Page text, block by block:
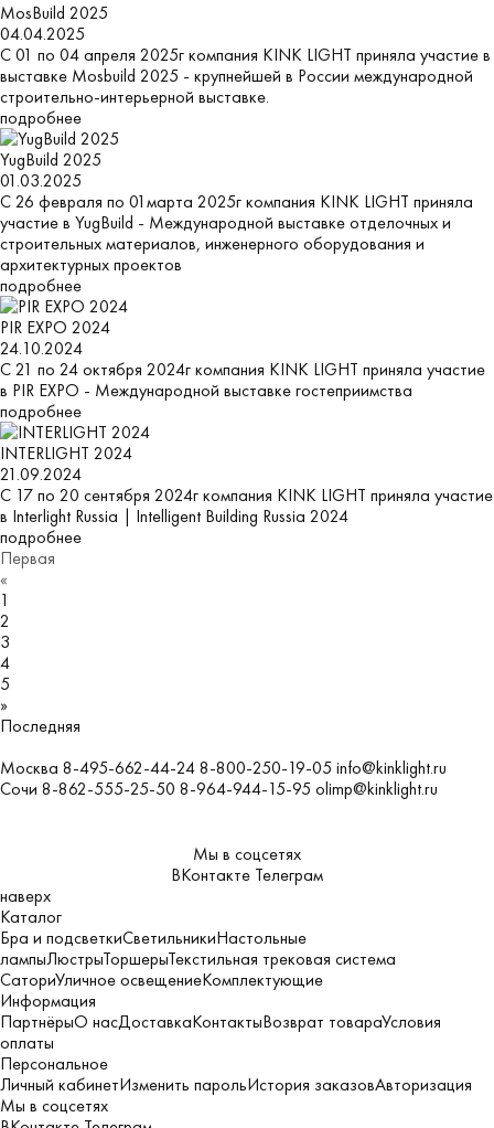
MosBuild 2025
04.04.2025
C 01 по 04 апреля 2025г компания KINK LIGHT приняла участие в
выставке Mosbuild 2025 - крупнейшей в России международной
строительно-интерьерной выставке.
подробнее
YugBuild 2025
01.03.2025
C 26 февраля по 01марта 2025г компания KINK LIGHT приняла
участие в YugBuild - Международной выставке отделочных и
строительных материалов, инженерного оборудования и
архитектурных проектов
подробнее
PIR EXPO 2024
24.10.2024
C 21 по 24 октября 2024г компания KINK LIGHT приняла участие
в PIR EXPO - Международной выставке гостеприимства
подробнее
INTERLIGHT 2024
21.09.2024
C 17 по 20 сентября 2024г компания KINK LIGHT приняла участие
в Interlight Russia | Intelligent Building Russia 2024
подробнее
Первая
«
1
2
3
4
5
»
Последняя
Москва 8-495-662-44-24 8-800-250-19-05 info@kinklight.ru
Сочи 8-862-555-25-50 8-964-944-15-95 olimp@kinklight.ru
Мы в соцсетях
ВКонтакте Телеграм
наверх
Каталог
Бра и подсветкиСветильникиНастольные
лампыЛюстрыТоршерыТекстильная трековая система
СаториУличное освещениеКомплектующие
Информация
ПартнёрыО насДоставкаКонтактыВозврат товараУсловия
оплаты
Персональное
Личный кабинетИзменить парольИстория заказовАвторизация
Мы в соцсетях